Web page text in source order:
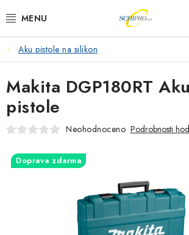
na
AKU NÁŘADÍ
ELEKTRICKÉ NÁŘADÍ
PŘÍSLUŠENSTVÍ
ZAHRADNÍ TECHNIKA
Aku pistole na silikon
Makita DGP180RT
pistole
Neohodnoceno Podrobnosti
Doprava zdarma